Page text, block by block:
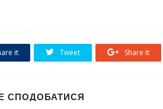
it Tweet Share it
СПОДОБАТИСЯ